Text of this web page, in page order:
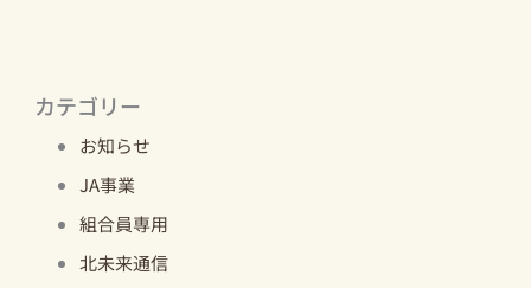
カテゴリー
お知らせ
JA事業
組合員専用
北未来通信